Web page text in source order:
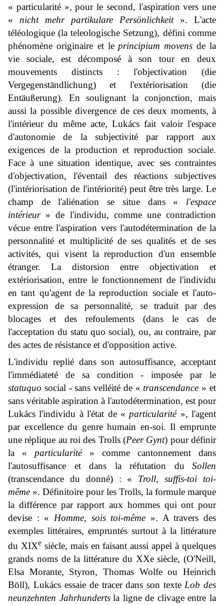
« particularité », pour le second, l'aspiration vers une
« nicht mehr partikulare Persönlichkeit ». L'acte
téléologique (la teleologische Setzung), défini comme
phénomène originaire et le principium movens de la
vie sociale, est décomposé à son tour en deux
mouvements distincts : l'objectivation (die
Vergegenständlichung) et l'extériorisation (die
Entäußerung). En soulignant la conjonction, mais
aussi la possible divergence de ces deux moments, à
l'intérieur du même acte, Lukács fait valoir l'espace
d'autonomie de la subjectivité par rapport aux
exigences de la production et reproduction sociale.
Face à une situation identique, avec ses contraintes
d'objectivation, l'éventail des réactions subjectives
(l'intériorisation de l'intériorité) peut être très large. Le
champ de l'aliénation se situe dans « l'espace
intérieur» de l'individu, comme une contradiction
vécue entre l'aspiration vers l'autodétermination de la
personnalité et multiplicité de ses qualités et de ses
activités, qui visent la reproduction d'un ensemble
étranger. La distorsion entre objectivation et
extériorisation, entre le fonctionnement de l'individu
en tant qu'agent de la reproduction sociale et l'auto-
expression de sa personnalité, se traduit par des
blocages et des refoulements (dans le cas de
l'acceptation du statu quo social), ou, au contraire, par
des actes de résistance et d'opposition active.
L'individu replié dans son autosuffisance, acceptant
l'immédiateté de sa condition - imposée par le
statuquo social - sans velléité de « transcendance » et
sans véritable aspiration à l'autodétermination, est pour
Lukács l'individu à l'état de «particularité», l'agent
par excellence du genre humain en-soi. Il emprunte
une réplique au roi des Trolls (Peer Gynt) pour définir
la « particularité» comme cantonnement dans
l'autosuffisance et dans la réfutation du
Sollen
(transcendance du donné) : « Troll, suffis-toi toi-
même ». Définitoire pour les Trolls, la formule marque
la différence par rapport aux hommes qui ont pour
devise : « Homme, sois toi-même ». A travers des
exemples littéraires, empruntés surtout à la littérature
du XIXesiècle, mais en faisant aussi appel à quelques
grands noms de la littérature du XXe siècle, (O'Neill,
Elsa Morante, Styron, Thomas Wolfe ou Heinrich
Böll), Lukács essaie de tracer dans son texte Lob des
neunzehnten Jahrhunderts la ligne de clivage entre la